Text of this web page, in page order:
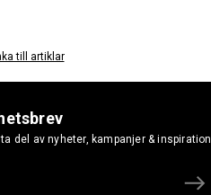
till artiklar
del av nyheter, kampanjer & inspiration